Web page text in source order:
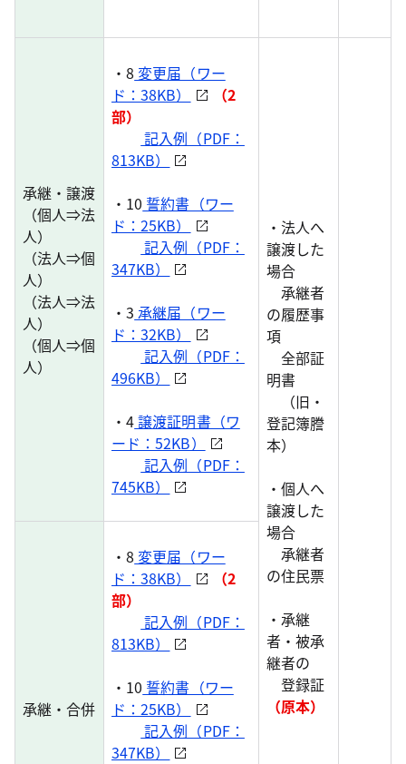
承継・譲渡
（個人⇒法
人）
（法人⇒個
人）
（法人⇒法
人）
（個人⇒個
人）
・8 変更届（ワー
ド：38KB）
（2
部）
記入例（PDF：
813KB）
・10 誓約書（ワー
ド：25KB）
記入例（PDF：
347KB）
・3 承継届（ワー
ド：32KB）
記入例（PDF：
496KB）
・4譲渡証明書（ワ
ード：52KB）
記入例（PDF：
745KB）
・法人へ
譲渡した
場合
承継者
の履歴事
項
全部証
明書
（旧・
登記簿謄
本）
・個人へ
譲渡した
場合
承継者
の住民票
・承継
者・被承
継者の
登録証
（原本）
承継・合併
・8 変更届（ワー
ド：38KB）
（2
部）
記入例（PDF：
813KB）
・10 誓約書（ワー
ド：25KB）
記入例（PDF：
347KB）